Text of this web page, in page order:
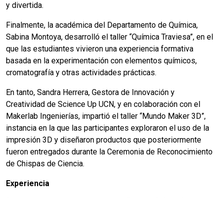
y divertida.
Finalmente, la académica del Departamento de Química,
Sabina Montoya, desarrolló el taller “Química Traviesa”, en el
que las estudiantes vivieron una experiencia formativa
basada en la experimentación con elementos químicos,
cromatografía y otras actividades prácticas.
En tanto, Sandra Herrera, Gestora de Innovación y
Creatividad de Science Up UCN, y en colaboración con el
Makerlab Ingenierías, impartió el taller “Mundo Maker 3D”,
instancia en la que las participantes exploraron el uso de la
impresión 3D y diseñaron productos que posteriormente
fueron entregados durante la Ceremonia de Reconocimiento
de Chispas de Ciencia.
Experiencia